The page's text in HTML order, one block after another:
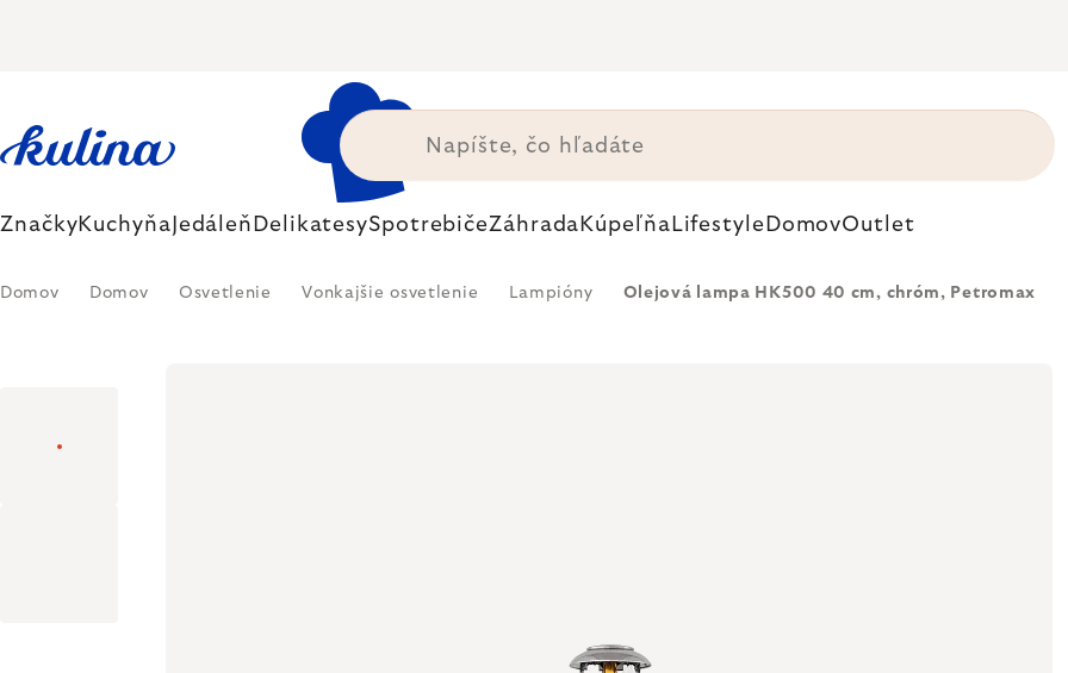
ZnačkyKuchyňa Jedáleň DelikatesySpotrebičeZáhrada Kúpeľňa Lifestyle DomovOutlet
Domov Domov Osvetlenie Vonkajšie osvetlenie Lampióny Olejová lampa HK500 40 cm, chróm, Petromax